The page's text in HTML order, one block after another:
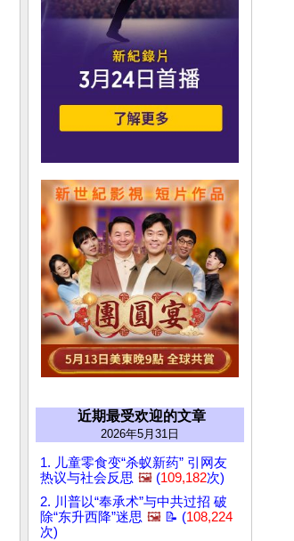
近期最受欢迎的文章
2026年5月31日
1. 儿童零食变“杀蚁新药” 引网友
热议与社会反思 🖼️ (109,182次)
2. 川普以“奉承术”与中共过招 破
除“东升西降”迷思 🖼️ 📝 (108,224
次)